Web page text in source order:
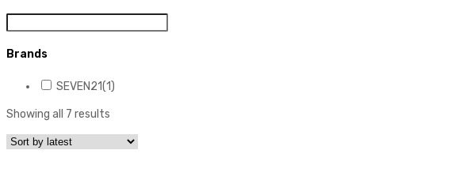
Brands
SEVEN21(1)
Showing all 7 results